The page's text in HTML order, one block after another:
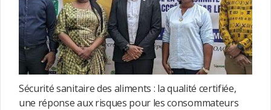
Sécurité sanitaire des aliments : la qualité certifiée,
une réponse aux risques pour les consommateurs